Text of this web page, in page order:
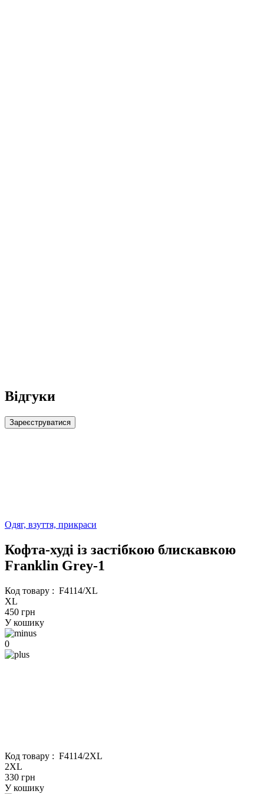
Відгуки
Зареєструватися
Одяг, взуття, прикраси
Кофта-худі із застібкою блискавкою
Franklin Grey-1
Код товару : F4114/XL
XL
450 грн
У кошику
0
Код товару : F4114/2XL
2XL
330 грн
У кошику